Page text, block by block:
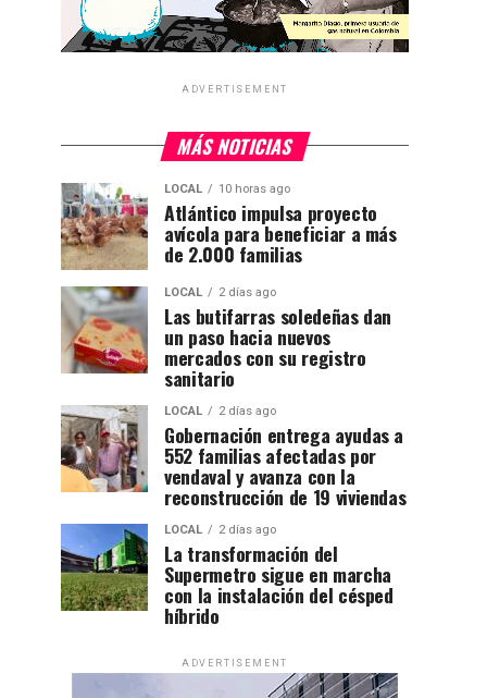
ADVERTISEMENT
MÁS NOTICIAS
LOCAL 10 horas ago
Atlántico impulsa proyecto
avícola para beneficiar a más
de 2.000 familias
LOCAL 2 días ago
Las butifarras soledeñas dan
un paso hacia nuevos
mercados con su registro
sanitario
LOCAL 2 días ago
Gobernación entrega ayudas a
552 familias afectadas por
vendaval y avanza con la
reconstrucción de 19 viviendas
LOCAL 2 días ago
La transformación del
Supermetro sigue en marcha
con la instalación del césped
híbrido
ADVERTISEMENT